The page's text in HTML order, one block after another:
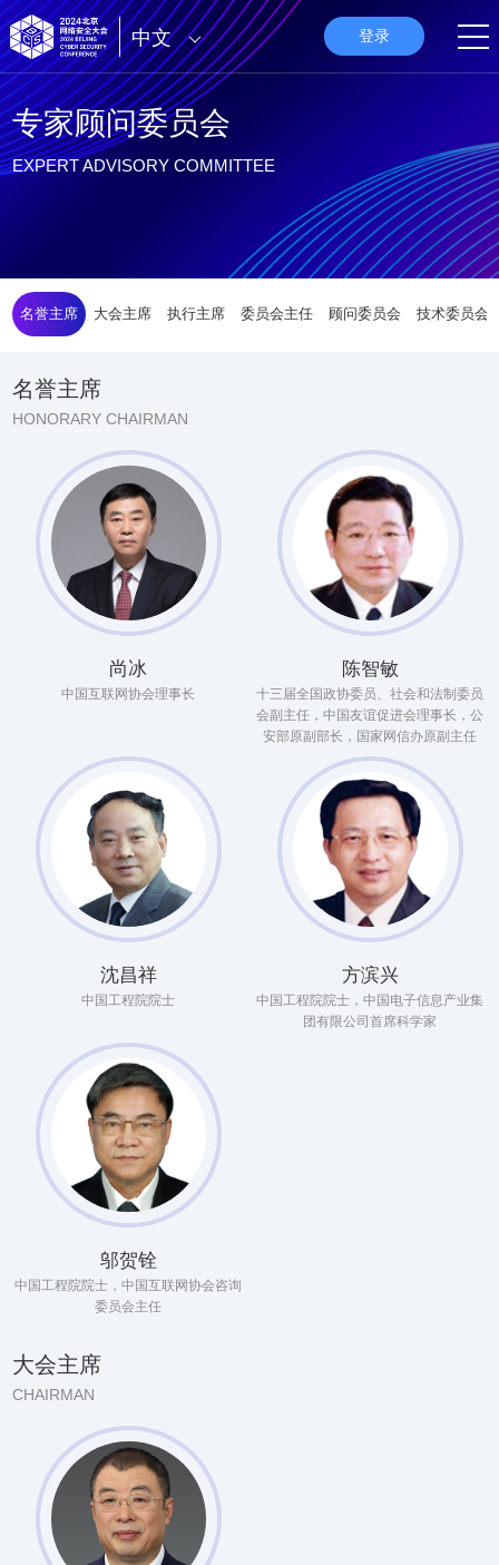
中文 登录
专家顾问委员会
EXPERT ADVISORY COMMITTEE
名誉主席 大会主席 执行主席 委员会主任 顾问委员会 技术委员会
名誉主席
HONORARY CHAIRMAN
尚冰
中国互联网协会理事长
陈智敏
十三届全国政协委员、社会和法制委员
会副主任，中国友谊促进会理事长，公
安部原副部长，国家网信办原副主任
沈昌祥
中国工程院院士
方滨兴
中国工程院院士，中国电子信息产业集
团有限公司首席科学家
邬贺铨
中国工程院院士，中国互联网协会咨询
委员会主任
大会主席
CHAIRMAN